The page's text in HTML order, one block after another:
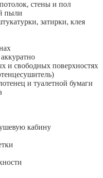
стены и пол
пыли
затирки, клея
и свободных поверхностях
и туалетной бумаги
кабину